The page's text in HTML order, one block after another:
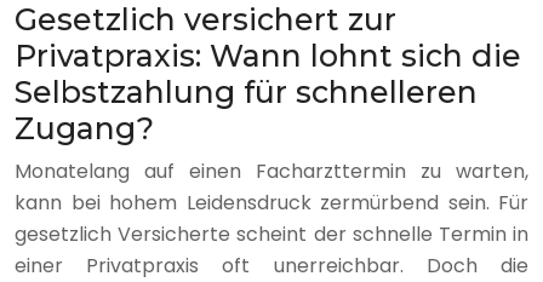
Gesetzlich versichert zur
Privatpraxis: Wann lohnt sich die
Selbstzahlung für schnelleren
Zugang?
Monatelang auf einen Facharzttermin zu warten,
kann bei hohem Leidensdruck zermürbend sein. Für
gesetzlich Versicherte scheint der schnelle Termin in
einer Privatpraxis oft unerreichbar. Doch die